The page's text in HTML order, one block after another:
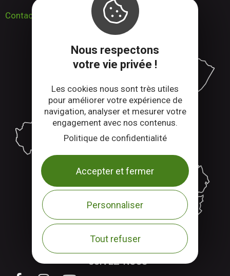
Contactez-nous
SUIVEZ-NOUS
Nous respectons
votre vie privée !
Les cookies nous sont très utiles
pour améliorer votre expérience de
navigation, analyser et mesurer votre
engagement avec nos contenus.
Politique de confidentialité
Accepter et fermer
Personnaliser
Tout refuser